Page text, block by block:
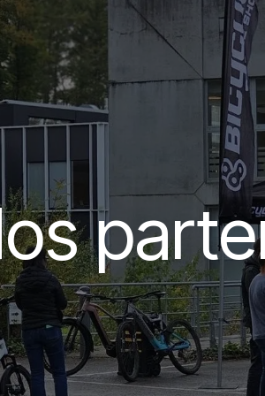
Indépendant Nos